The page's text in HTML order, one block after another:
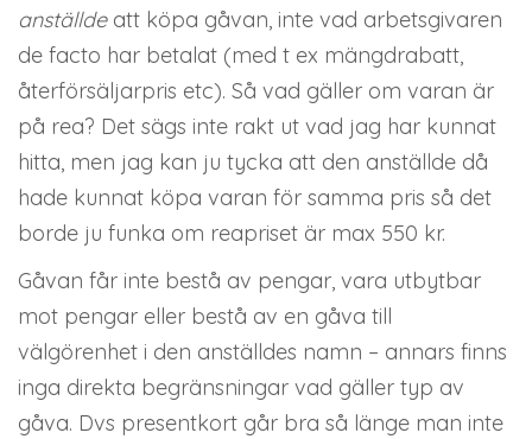
anställdeatt köpa gåvan, inte vad arbetsgivaren
de facto har betalat (med t ex mängdrabatt,
återförsäljarpris etc). Så vad gäller om varan är
på rea? Det sägs inte rakt ut vad jag har kunnat
hitta, men jag kan ju tycka att den anställde då
hade kunnat köpa varan för samma pris så det
borde ju funka om reapriset är max 550 kr.
Gåvan får inte bestå av pengar, vara utbytbar
mot pengar eller bestå av en gåva till
välgörenhet i den anställdes namn – annars finns
inga direkta begränsningar vad gäller typ av
gåva. Dvs presentkort går bra så länge man inte